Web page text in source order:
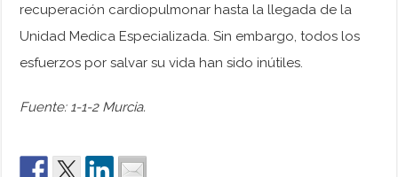
recuperación cardiopulmonar hasta la llegada de la
Unidad Medica Especializada. Sin embargo, todos los
esfuerzos por salvar su vida han sido inútiles.
Fuente: 1-1-2 Murcia.